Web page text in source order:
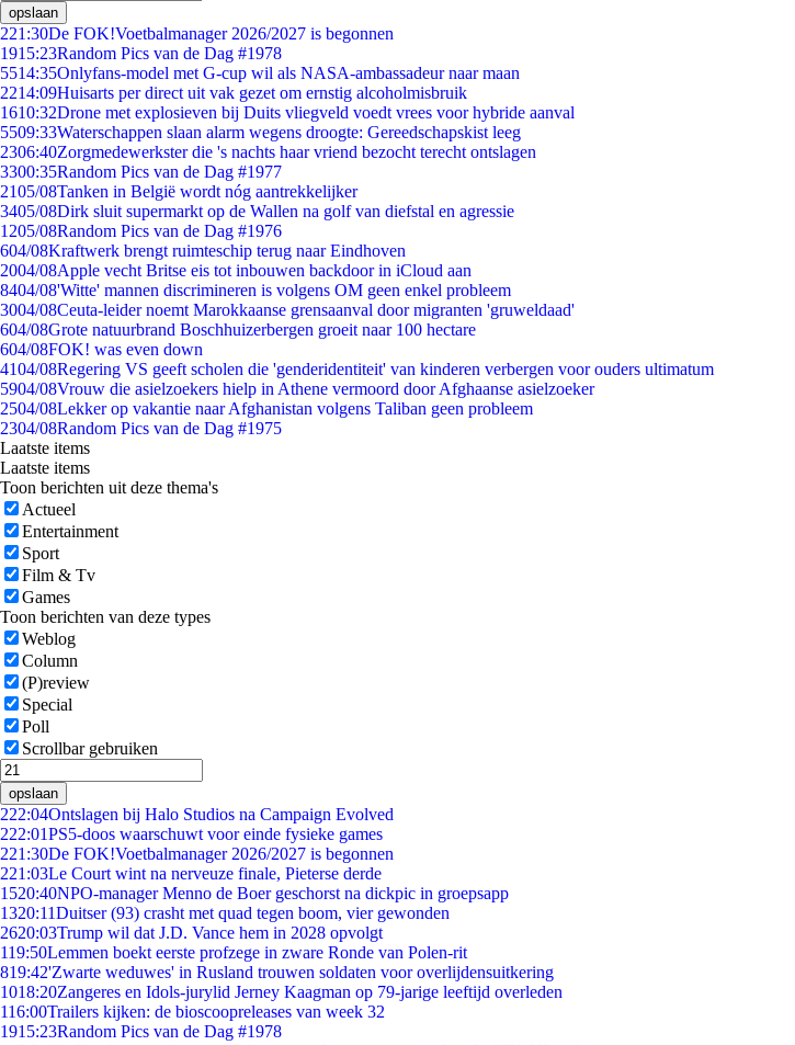
opslaan
221:30De FOK!Voetbalmanager 2026/2027 is begonnen
1915:23Random Pics van de Dag #1978
5514:35Onlyfans-model met G-cup wil als NASA-ambassadeur naar maan
2214:09Huisarts per direct uit vak gezet om ernstig alcoholmisbruik
1610:32Drone met explosieven bij Duits vliegveld voedt vrees voor hybride aanval
5509:33Waterschappen slaan alarm wegens droogte: Gereedschapskist leeg
2306:40Zorgmedewerkster die 's nachts haar vriend bezocht terecht ontslagen
3300:35Random Pics van de Dag #1977
2105/08Tanken in België wordt nóg aantrekkelijker
3405/08Dirk sluit supermarkt op de Wallen na golf van diefstal en agressie
1205/08Random Pics van de Dag #1976
604/08Kraftwerk brengt ruimteschip terug naar Eindhoven
2004/08Apple vecht Britse eis tot inbouwen backdoor in iCloud aan
8404/08'Witte' mannen discrimineren is volgens OM geen enkel probleem
3004/08Ceuta-leider noemt Marokkaanse grensaanval door migranten 'gruweldaad'
604/08Grote natuurbrand Boschhuizerbergen groeit naar 100 hectare
604/08FOK! was even down
4104/08Regering VS geeft scholen die 'genderidentiteit' van kinderen verbergen voor ouders ultimatum
5904/08Vrouw die asielzoekers hielp in Athene vermoord door Afghaanse asielzoeker
2504/08Lekker op vakantie naar Afghanistan volgens Taliban geen probleem
2304/08Random Pics van de Dag #1975
Laatste items
Laatste items
Toon berichten uit deze thema's
Actueel
Entertainment
Sport
Film & Tv
Games
Toon berichten van deze types
Weblog
Column
(P)review
Special
Poll
Scrollbar gebruiken
opslaan
222:04Ontslagen bij Halo Studios na Campaign Evolved
222:01PS5-doos waarschuwt voor einde fysieke games
221:30De FOK!Voetbalmanager 2026/2027 is begonnen
221:03Le Court wint na nerveuze finale, Pieterse derde
1520:40NPO-manager Menno de Boer geschorst na dickpic in groepsapp
1320:11Duitser (93) crasht met quad tegen boom, vier gewonden
2620:03Trump wil dat J.D. Vance hem in 2028 opvolgt
119:50Lemmen boekt eerste profzege in zware Ronde van Polen-rit
819:42'Zwarte weduwes' in Rusland trouwen soldaten voor overlijdensuitkering
1018:20Zangeres en Idols-jurylid Jerney Kaagman op 79-jarige leeftijd overleden
116:00Trailers kijken: de bioscoopreleases van week 32
1915:23Random Pics van de Dag #1978